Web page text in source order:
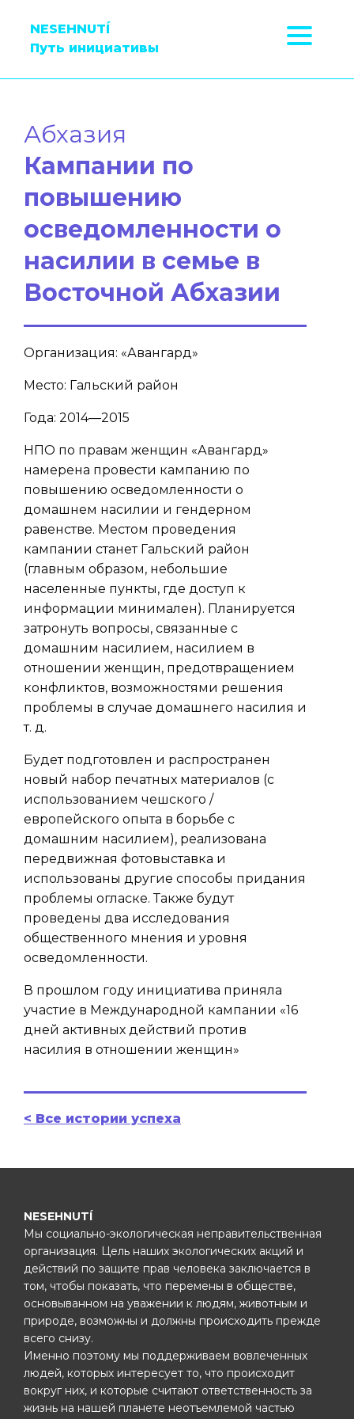
NESEHNUTÍ
Путь инициативы
Абхазия
Кампании по
повышению
осведомленности о
насилии в семье в
Восточной Абхазии
Организация: «Авангард»
Место: Гальский район
Года: 2014—2015
НПО по правам женщин «Авангард»
намерена провести кампанию по
повышению осведомленности о
домашнем насилии и гендерном
равенстве. Местом проведения
кампании станет Гальский район
(главным образом, небольшие
населенные пункты, где доступ к
информации минимален). Планируется
затронуть вопросы, связанные с
домашним насилием, насилием в
отношении женщин, предотвращением
конфликтов, возможностями решения
проблемы в случае домашнего насилия и
т. д.
Будет подготовлен и распространен
новый набор печатных материалов (с
использованием чешского /
европейского опыта в борьбе с
домашним насилием), реализована
передвижная фотовыставка и
использованы другие способы придания
проблемы огласке. Также будут
проведены два исследования
общественного мнения и уровня
осведомленности.
В прошлом году инициатива приняла
участие в Международной кампании «16
дней активных действий против
насилия в отношении женщин»
< Все истории успеха
NESEHNUTÍ
Мы социально-экологическая неправительственная
организация. Цель наших экологических акций и
действий по защите прав человека заключается в
том, чтобы показать, что перемены в обществе,
основыванном на уважении к людям, животным и
природе, возможны и должны происходить прежде
всего снизу.
Именно поэтому мы поддерживаем вовлеченных
людей, которых интересует то, что происходит
вокруг них, и которые считают ответственность за
жизнь на нашей планете неотъемлемой частью